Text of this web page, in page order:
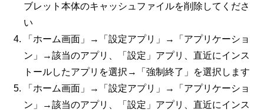
ブレット本体のキャッシュファイルを削除してくださ
い
「ホーム画面」→「設定アプリ」→「アプリケーショ
ン」→該当のアプリ、「設定」アプリ、直近にインス
トールしたアプリを選択→「強制終了」を選択します
「ホーム画面」→「設定アプリ」→「アプリケーショ
ン」→該当のアプリ、「設定」アプリ、直近にインス